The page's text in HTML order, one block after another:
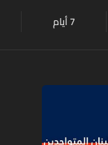
7 أيام